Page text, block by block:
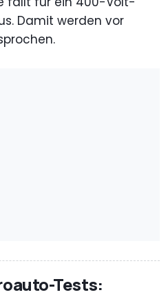
Damit werden vor
Tests: